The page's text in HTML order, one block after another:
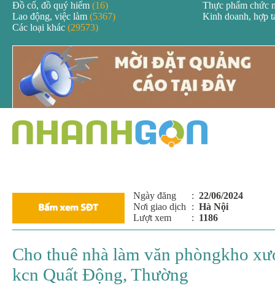
Đồ cổ, đồ quý hiếm (16)
Thực phẩm chức
Lao động, việc làm (5367)
Kinh doanh, hợp
Các loại khác (29573)
Ngày đăng : 22/06/2024
Nơi giao dịch : Hà Nội
Lượt xem
: 1186
Cho thuê nhà làm văn phòngkho
kcn Quất Động, Thường